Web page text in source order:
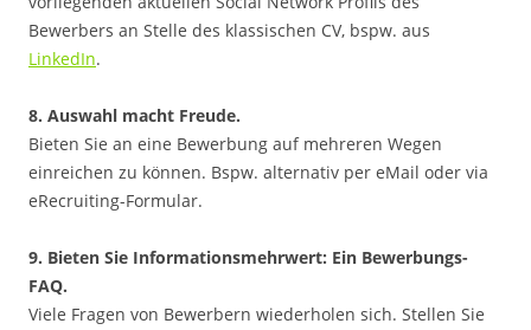
Bewerbers an Stelle des klassischen CV, bspw. aus
LinkedIn.
8. Auswahl macht Freude.
Bieten Sie an eine Bewerbung auf mehreren Wegen
einreichen zu können. Bspw. alternativ per eMail oder via
eRecruiting-Formular.
9. Bieten Sie Informationsmehrwert: Ein Bewerbungs-
FAQ.
Viele Fragen von Bewerbern wiederholen sich. Stellen Sie